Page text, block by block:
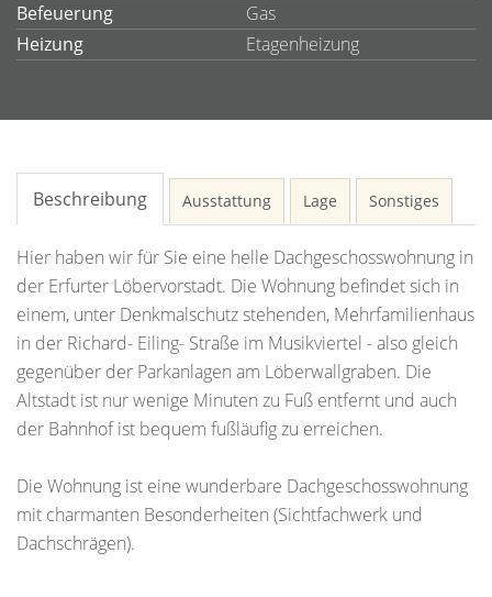
Befeuerung
Gas
Heizung
Etagenheizung
Beschreibung Ausstattung Lage Sonstiges
Hier haben wir für Sie eine helle Dachgeschosswohnung in
der Erfurter Löbervorstadt. Die Wohnung befindet sich in
einem, unter Denkmalschutz stehenden, Mehrfamilienhaus
in der Richard- Eiling- Straße im Musikviertel - also gleich
gegenüber der Parkanlagen am Löberwallgraben. Die
Altstadt ist nur wenige Minuten zu Fuß entfernt und auch
der Bahnhof ist bequem fußläufig zu erreichen.
Die Wohnung ist eine wunderbare Dachgeschosswohnung
mit charmanten Besonderheiten (Sichtfachwerk und
Dachschrägen).